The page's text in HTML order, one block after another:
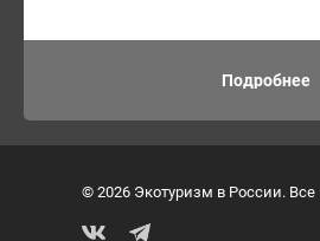
Подробнее
© 2026 Экотуризм в России.